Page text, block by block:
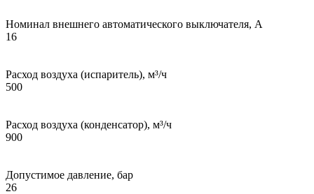
Номинал внешнего автоматического выключателя, А
16
Расход воздуха (испаритель), м³/ч
500
Расход воздуха (конденсатор), м³/ч
900
Допустимое давление, бар
26